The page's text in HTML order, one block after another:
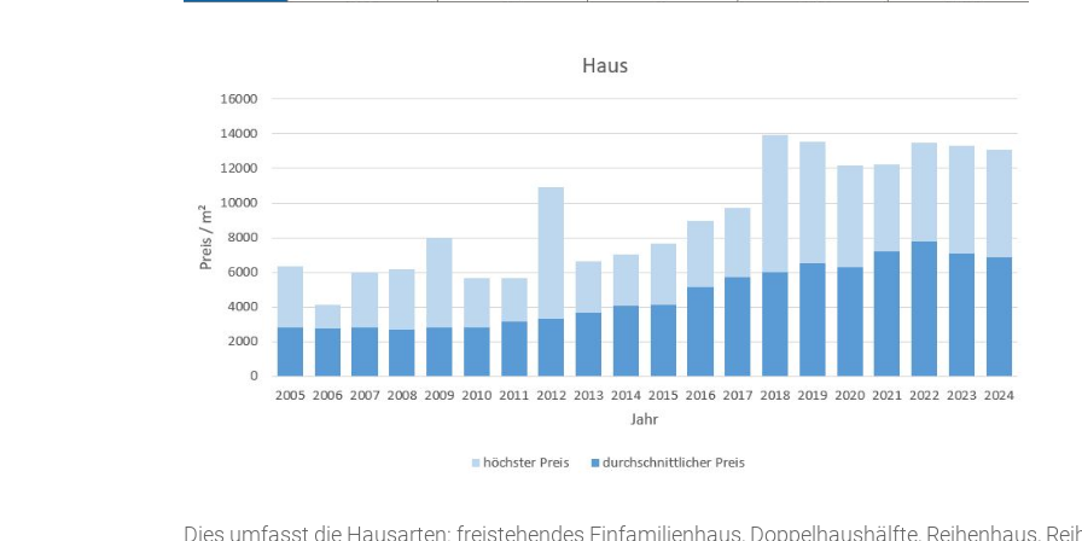
Dies umfasst die Hausarten: freistehendes Einfamilienhaus, Doppelhaushälfte, Reihenhaus,